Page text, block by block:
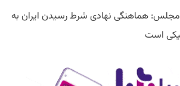
هماهنگی نهادی شرط رسیدن ایران به